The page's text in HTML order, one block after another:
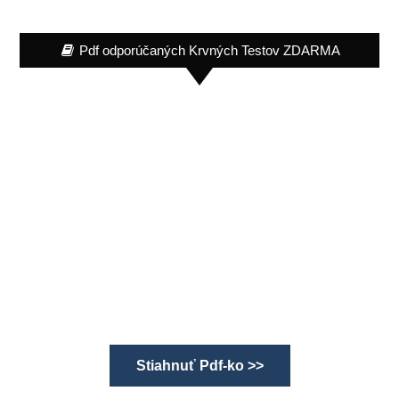
Pdf odporúčaných Krvných Testov ZDARMA
Stiahnuť Pdf-ko >>